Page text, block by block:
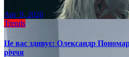
Авг 9, 2026
Trends
Це вас здивує: Олександр
річчя